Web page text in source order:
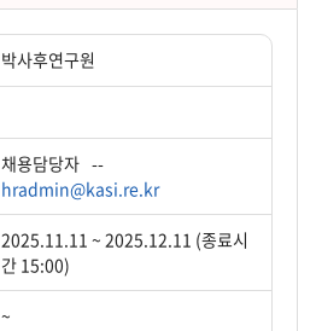
박사후연구원
채용담당자 --
hradmin@kasi.re.kr
2025.11.11 ~ 2025.12.11 (종료시
간 15:00)
~